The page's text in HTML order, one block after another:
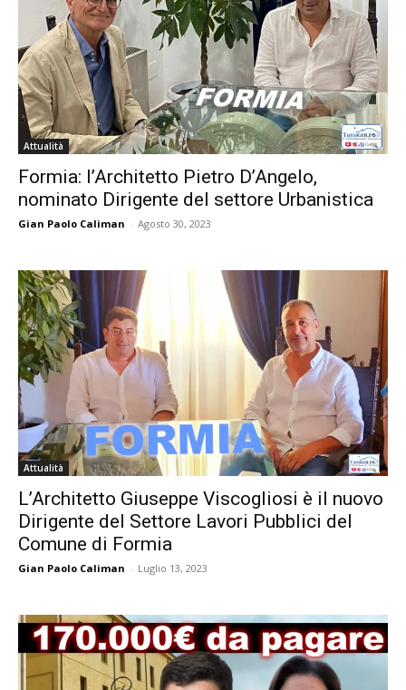
Attualità
Formia: l’Architetto Pietro D’Angelo,
nominato Dirigente del settore Urbanistica
Gian Paolo Caliman - Agosto 30, 2023
Attualità
L’Architetto Giuseppe Viscogliosi è il nuovo
Dirigente del Settore Lavori Pubblici del
Comune di Formia
Gian Paolo Caliman - Luglio 13, 2023